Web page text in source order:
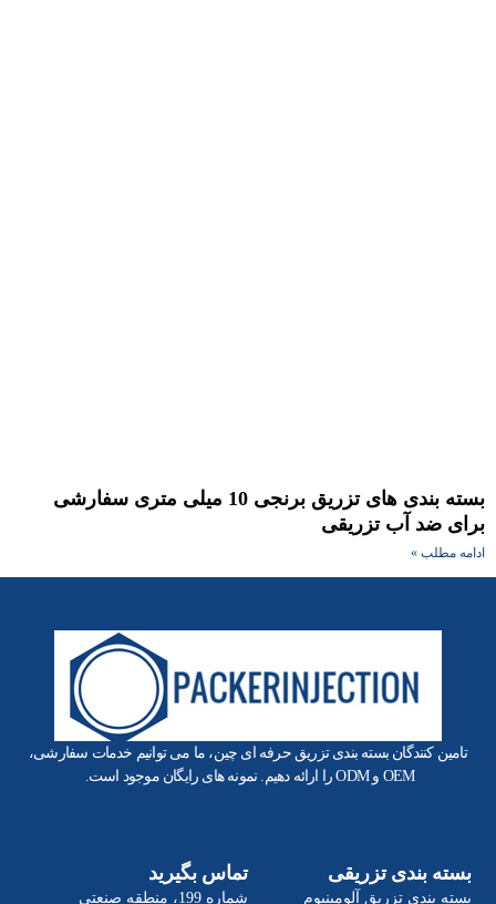
بسته بندی های تزریق برنجی 10 میلی متری سفارشی
ضد آب تزریقی
مطلب »
تامین کنندگان بسته بندی تزریق حرفه ای چین، ما می توانیم خدمات سفارشی،
OEM و ODM را ارائه دهیم. نمونه های رایگان موجود است.
بسته بندی تزریقی
بسته بندی تزریق آلومینیوم
تماس بگیرید
شماره 199، منطقه صنعتی